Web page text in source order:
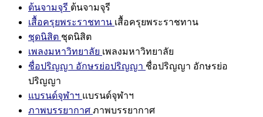
ต้นจามจุรี ต้นจามจุรี
เสื้อครุยพระราชทาน เสื้อครุยพระราชทาน
ชุดนิสิต ชุดนิสิต
เพลงมหาวิทยาลัย เพลงมหาวิทยาลัย
ชื่อปริญญา อักษรย่อปริญญา ชื่อปริญญา อักษรย่อ
ปริญญา
แบรนด์จุฬาฯ แบรนด์จุฬาฯ
ภาพบรรยากาศ ภาพบรรยากาศ